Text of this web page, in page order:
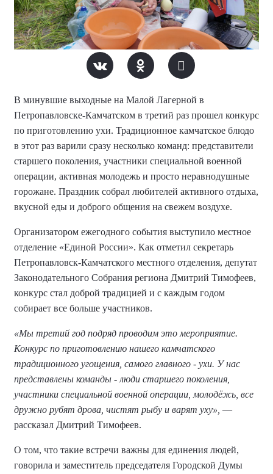
В минувшие выходные на Малой Лагерной в
Петропавловске-Камчатском в третий раз прошел конкурс
по приготовлению ухи. Традиционное камчатское блюдо
в этот раз варили сразу несколько команд: представители
старшего поколения, участники специальной военной
операции, активная молодежь и просто неравнодушные
горожане. Праздник собрал любителей активного отдыха,
вкусной еды и доброго общения на свежем воздухе.
Организатором ежегодного события выступило местное
отделение «Единой России». Как отметил секретарь
Петропавловск-Камчатского местного отделения, депутат
Законодательного Собрания региона Дмитрий Тимофеев,
конкурс стал доброй традицией и с каждым годом
собирает все больше участников.
«Мы третий год подряд проводим это мероприятие.
Конкурс по приготовлению нашего камчатского
традиционного угощения, самого главного - ухи. У нас
представлены команды - люди старшего поколения,
участники специальной военной операции, молодёжь, все
дружно рубят дрова, чистят рыбу и варят уху», —
рассказал Дмитрий Тимофеев.
О том, что такие встречи важны для единения людей,
говорила и заместитель председателя Городской Думы